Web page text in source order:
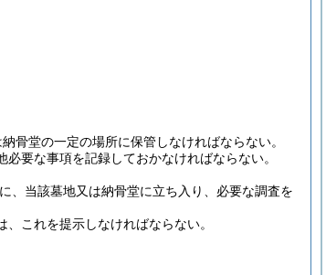
骨堂の一定の場所に保管しなければならない。
要な事項を記録しておかなければならない。
、当該墓地又は納骨堂に立ち入り、必要な調査を
これを提示しなければならない。